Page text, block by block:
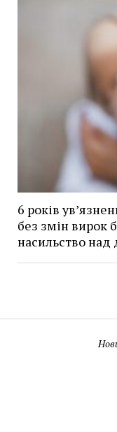
6 років
без змін вирок
насильство